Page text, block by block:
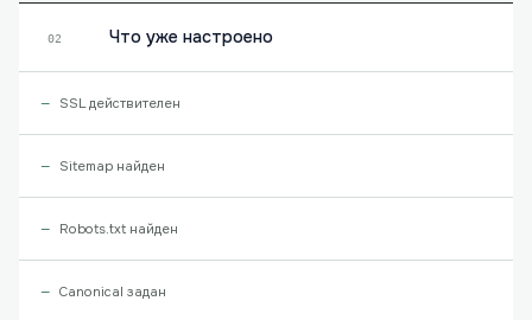
02 Что уже настроено
SSL действителен
Sitemap найден
Robots.txt найден
Canonical задан